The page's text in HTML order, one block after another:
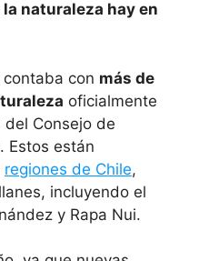
naturaleza hay en
con más de
oficialmente
Consejo de
Estos están
regiones de Chile,
incluyendo el
y Rapa Nui.